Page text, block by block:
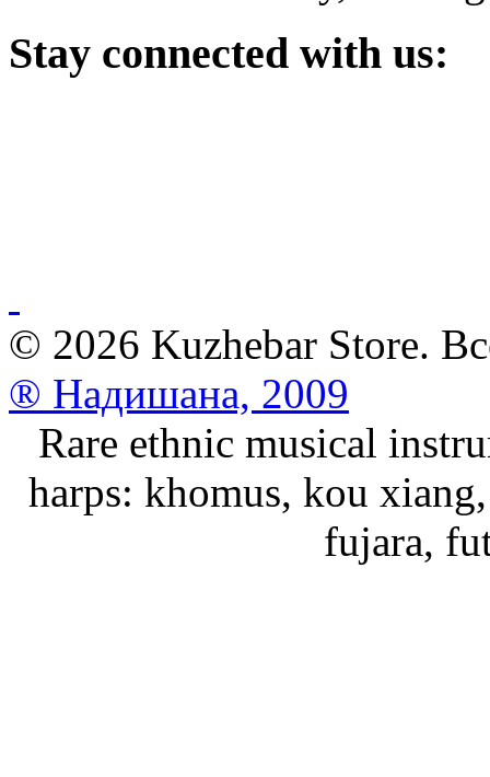
Stay connected with us:
© 2026 Kuzhebar Store.
® Надишана, 2009
Rare ethnic musical
harps: khomus, kou
fujara,